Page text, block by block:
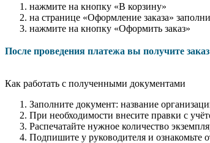
нажмите на кнопку «В корзину»
на странице «Оформление заказа»
нажмите на кнопку «Оформить заказ»
После проведения платежа вы получите
Как работать с полученными документами
Заполните документ: название
При необходимости внесите правки с
Распечатайте нужное количество
Подпишите у руководителя и ознакомьте